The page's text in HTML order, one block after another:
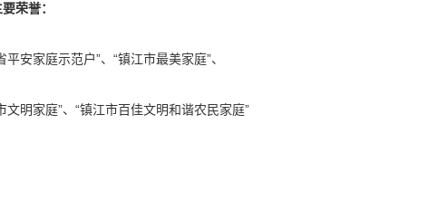
荣誉：
平安家庭示范户”、“镇江市最美家庭”、
文明家庭”、“镇江市百佳文明和谐农民家庭”